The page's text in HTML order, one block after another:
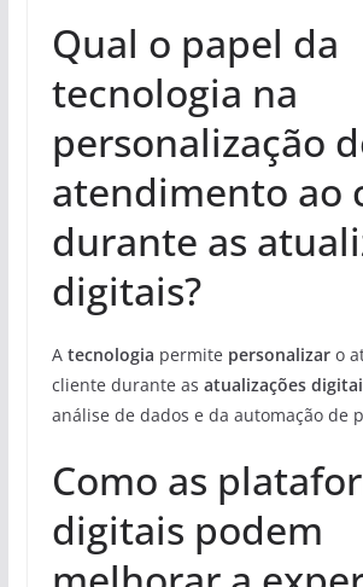
Qual o papel da
tecnologia na
personalização
atendimento ao
durante as
digitais?
A tecnologia permite personalizaro
cliente durante as atualizações
análise de dados e da automação de
Como as
digitais podem